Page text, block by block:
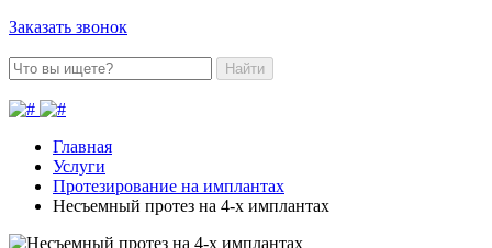
Заказать звонок
Найти
Главная
Услуги
Протезирование на имплантах
Несъемный протез на 4-х имплантах